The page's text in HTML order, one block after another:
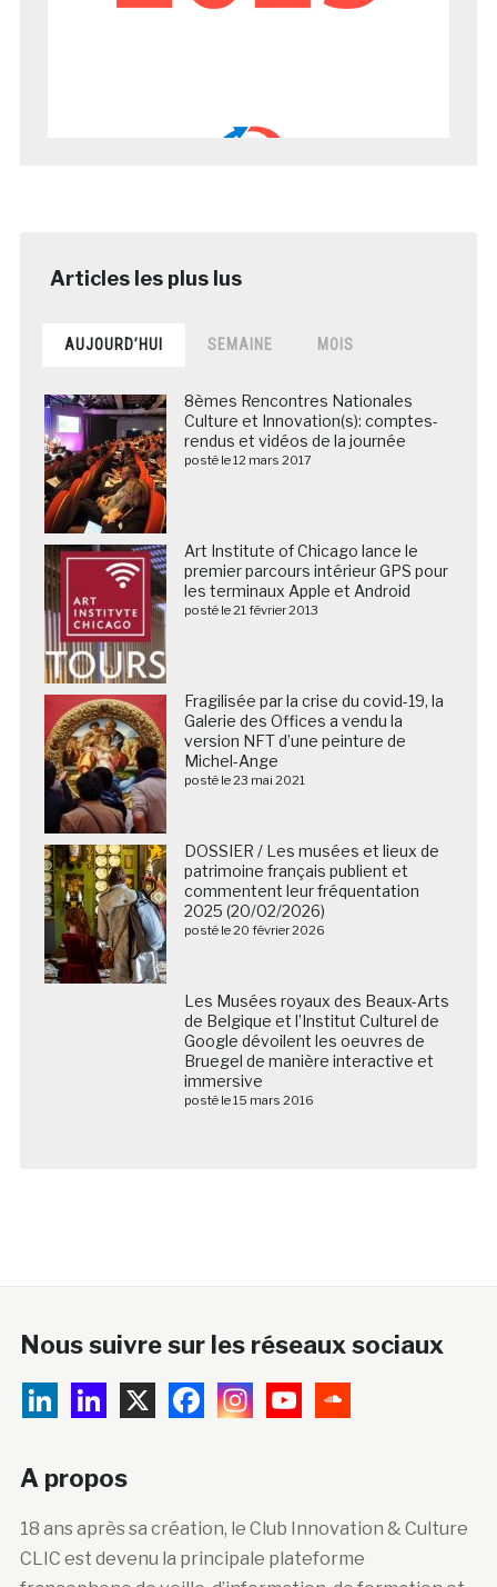
AUJOURD’HUI SEMAINE MOIS
8èmes Rencontres Nationales
Culture et Innovation(s): comptes-
rendus et vidéos de la journée
posté le 12 mars 2017
Art Institute of Chicago lance le
premier parcours intérieur GPS pour
les terminaux Apple et Android
posté le 21 février 2013
Fragilisée par la crise du covid-19, la
Galerie des Offices a vendu la
version NFT d’une peinture de
Michel-Ange
posté le 23 mai 2021
DOSSIER / Les musées et lieux de
patrimoine français publient et
commentent leur fréquentation
2025 (20/02/2026)
posté le 20 février 2026
Les Musées royaux des Beaux-Arts de Belgique et
l’Institut Culturel de Google dévoilent les oeuvres de
Bruegel de manière interactive et immersive
A propos
CLIC est devenu la principale plateforme
francophone de veille, d’information, de formation et
de mutualisation sur l’innovation technologique et
sociale dans les lieux de patrimoine artistique,